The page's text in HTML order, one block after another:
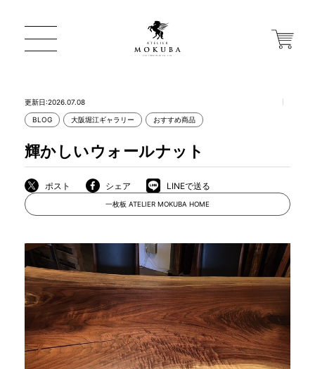
店舗から探す
MOKUBA について
商品情報
更新日:2026.07.08
BLOG 大阪堀江ギャラリー おすすめ商品
輝かしいウォールナット
ポスト シェア LINEで送る
一枚板 ATELIER MOKUBA HOME